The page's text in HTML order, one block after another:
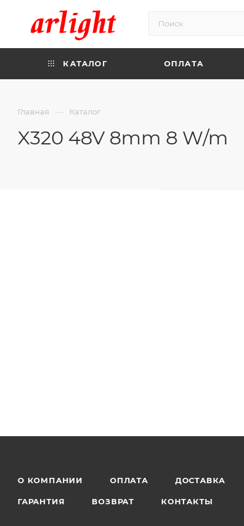
КАТАЛОГ ОПЛАТА
Главная — Каталог
X320 48V 8mm 8 W/m
О КОМПАНИИ ОПЛАТА ДОСТАВКА
ГАРАНТИЯ ВОЗВРАТ КОНТАКТЫ